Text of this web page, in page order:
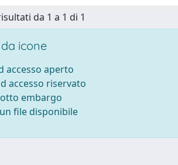
da 1 a 1 di 1
icone
accesso aperto
accesso riservato
embargo
file disponibile